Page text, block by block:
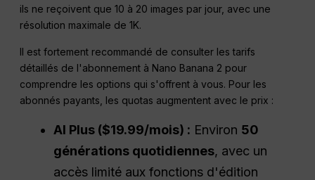
ils ne reçoivent que 10 à 20 images par jour, avec une
résolution maximale de 1K.
Il est fortement recommandé de consulter les tarifs
détaillés de l'abonnement à Nano Banana 2 pour
comprendre les options qui s'offrent à vous. Pour les
abonnés payants, les quotas augmentent avec le prix :
AI Plus ($19.99/mois) : Environ 50
générations quotidiennes, avec un
accès limité aux fonctions d'édition